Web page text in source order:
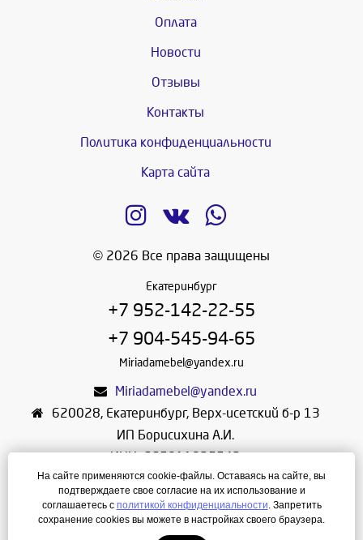
Оплата
Новости
Отзывы
Контакты
Политика конфиденциальности
Карта сайта
© 2026 Все права защищены
Екатеринбург
+7 952-142-22-55
+7 904-545-94-65
Miriadamebel@yandex.ru
Miriadamebel@yandex.ru
620028, Екатеринбург, Верх-исетский б-р 13
ИП Борисихина А.И.
ИНН: 665811825542
ОГРНИП: 312665804600057
Режим работы: Ежедневно с 10-30 до 19-30
На сайте применяются cookie-файлы. Оставаясь на сайте, вы
подтверждаете свое согласие на их использование и
соглашаетесь с политикой конфиденциальности. Запретить
сохранение cookies вы можете в настройках своего браузера.